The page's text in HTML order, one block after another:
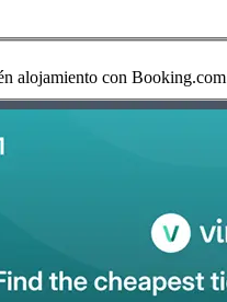
alojamiento con Booking.com